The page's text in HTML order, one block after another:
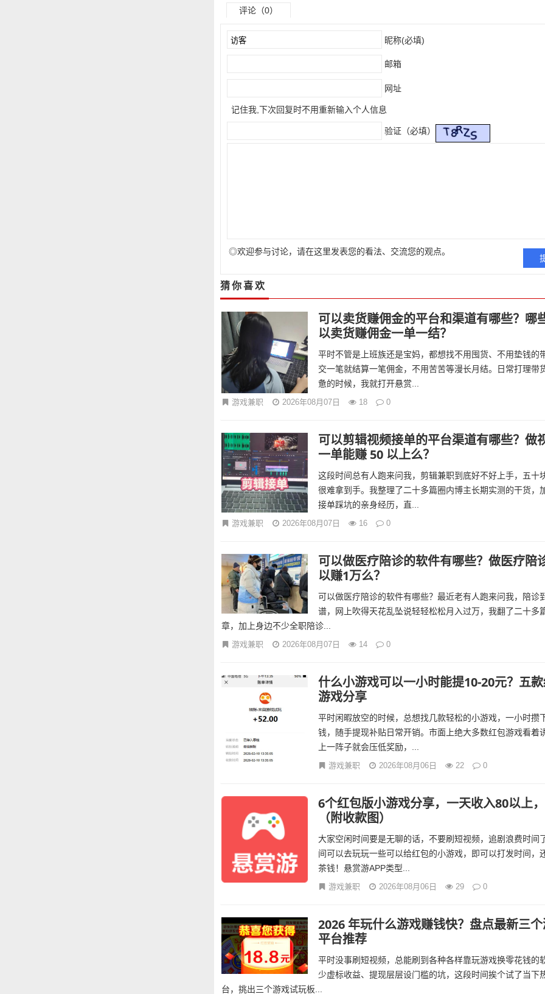
评论（0）
昵称(必填)
邮箱
网址
记住我,下次回复时不用重新输入个人信息
验证（必填）
◎欢迎参与讨论，请在这里发表您的看法、交流您的观点。
猜你喜欢
可以卖货赚佣金的平台和渠道有哪些？哪
以卖货赚佣金一单一结？
平时不管是上班族还是宝妈，都想找不用囤货、不用垫钱的
交一笔就结算一笔佣金，不用苦苦等漫长月结。日常打理带
惫的时候，我就打开悬赏...
游戏兼职 2026年08月07日 18 0
可以剪辑视频接单的平台渠道有哪些？做
一单能赚 50 以上么？
这段时间总有人跑来问我，剪辑兼职到底好不好上手，五十
很难拿到手。我整理了二十多篇圈内博主长期实测的干货，
接单踩坑的亲身经历，直...
游戏兼职 2026年08月07日 16 0
可以做医疗陪诊的软件有哪些？做医疗陪
以赚1万么？
可以做医疗陪诊的软件有哪些？最近老有人跑来问我，陪诊
谱，网上吹得天花乱坠说轻轻松松月入过万，我翻了二十多
章，加上身边不少全职陪诊...
游戏兼职 2026年08月07日 14 0
什么小游戏可以一小时能提10-20元？五
游戏分享
平时闲暇放空的时候，总想找几款轻松的小游戏，一小时攒
钱，随手提现补贴日常开销。市面上绝大多数红包游戏看着
上一阵子就会压低奖励，...
游戏兼职 2026年08月06日 22 0
6个红包版小游戏分享，一天收入80以上
（附收款图）
大家空闲时间要是无聊的话，不要刷短视频，追剧浪费时间
间可以去玩玩一些可以给红包的小游戏，即可以打发时间，
茶钱！悬赏游APP类型...
游戏兼职 2026年08月06日 29 0
2026 年玩什么游戏赚钱快？盘点最新三
平台推荐
平时没事刷短视频，总能刷到各种各样靠玩游戏换零花钱的
少虚标收益、提现层层设门槛的坑，这段时间挨个试了当下
台，挑出三个游戏试玩板...